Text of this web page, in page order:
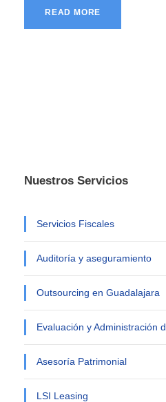
READ MORE
Nuestros Servicios
Servicios Fiscales
Auditoría y aseguramiento
Outsourcing en Guadalajara
Evaluación y Administración
Asesoría Patrimonial
LSI Leasing